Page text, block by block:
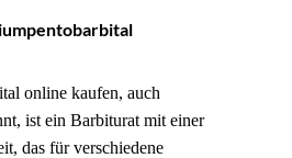
online kaufen, auch
ist ein Barbiturat mit einer
das für verschiedene